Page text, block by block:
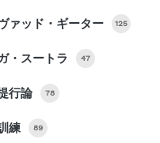
ァッド・ギーター 125
・スートラ 47
行論 78
練 89